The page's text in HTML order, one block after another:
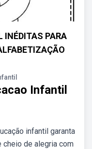
INÉDITAS PARA
Infantil
infantil garanta
de alegria com